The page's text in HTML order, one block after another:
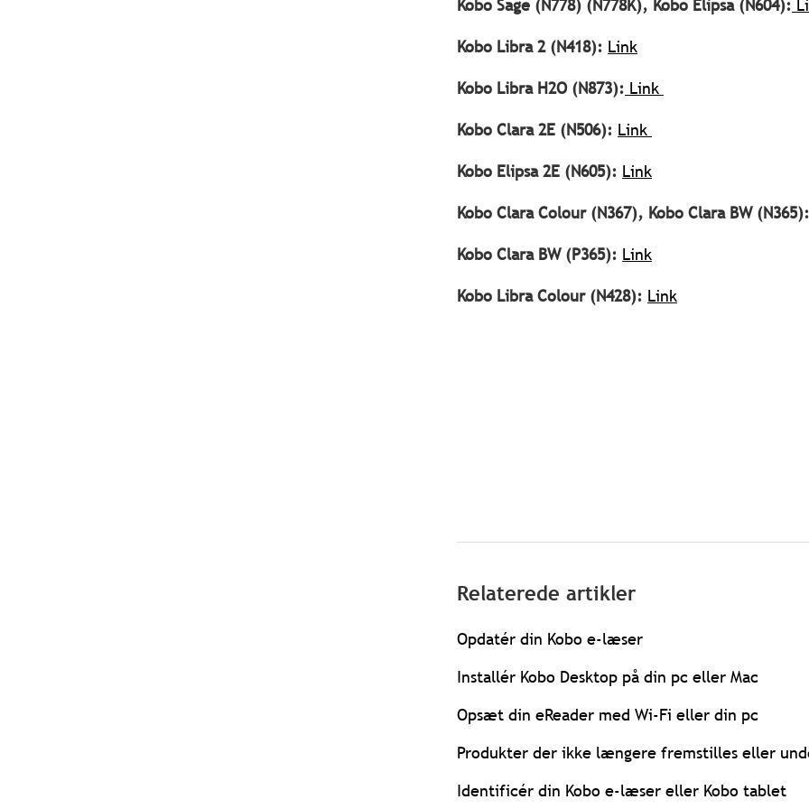
Kobo Sage (N778) (N778K), Kobo Elipsa (N604):
Kobo Libra 2 (N418): Link
Kobo Libra H2O (N873): Link
Kobo Clara 2E (N506): Link
Kobo Elipsa 2E (N605): Link
Kobo Clara Colour (N367), Kobo Clara BW (N365):
Kobo Clara BW (P365): Link
Kobo Libra Colour (N428): Link
Relaterede artikler
Opdatér din Kobo e-læser
Installér Kobo Desktop på din pc eller Mac
Opsæt din eReader med Wi-Fi eller din pc
Produkter der ikke længere fremstilles eller
Identificér din Kobo e-læser eller Kobo tablet